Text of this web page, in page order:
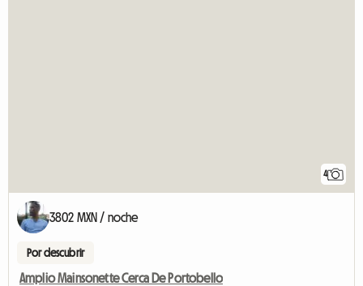
4
3802 MXN / noche
Por descubrir
Amplio Mainsonette Cerca De Portobello